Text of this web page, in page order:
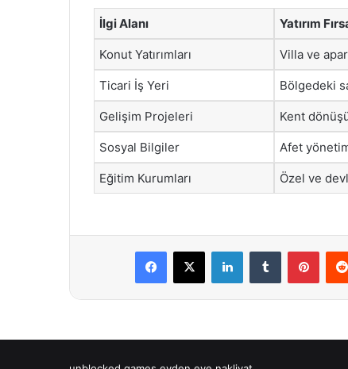
İlgi Alanı Yatırım
Konut Yatırımları Villa ve
Ticari İş Yeri Bölgedeki
Gelişim Projeleri Kent
Sosyal Bilgiler Afet
Eğitim Kurumları Özel ve
Facebook
X LinkedInTumblr